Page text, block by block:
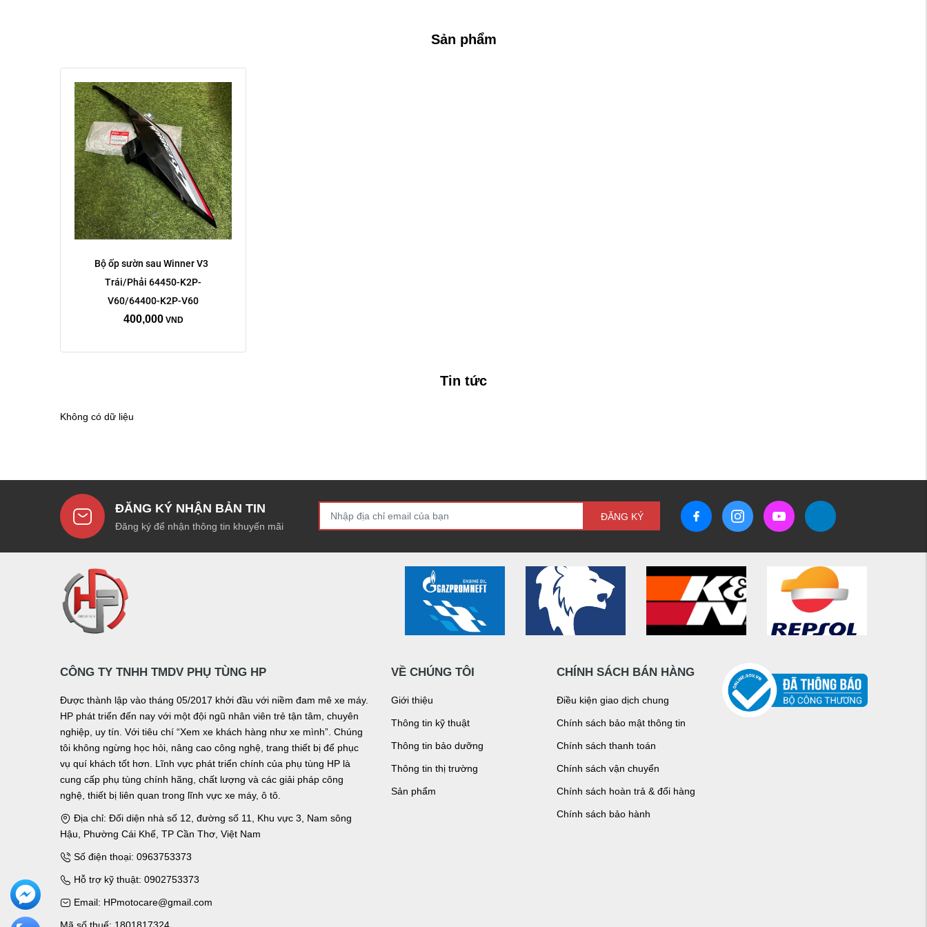
Sản phẩm
Bộ ốp sườn sau Winner V3
Trái/Phải 64450-K2P-
V60/64400-K2P-V60
400,000 VND
Tin tức
Không có dữ liệu
ĐĂNG KÝ NHẬN BẢN TIN
Đăng ký để nhận thông tin khuyến mãi
ĐĂNG KÝ
CÔNG TY TNHH TMDV PHỤ TÙNG HP
Được thành lập vào tháng 05/2017 khởi đầu với niềm đam mê xe máy.
HP phát triển đến nay với một đội ngũ nhân viên trẻ tận tâm, chuyên
nghiệp, uy tín. Với tiêu chí “Xem xe khách hàng như xe mình”. Chúng
tôi không ngừng học hỏi, nâng cao công nghệ, trang thiết bị để phục
vụ quí khách tốt hơn. Lĩnh vực phát triển chính của phụ tùng HP là
cung cấp phụ tùng chính hãng, chất lượng và các giải pháp công
nghệ, thiết bị liên quan trong lĩnh vực xe máy, ô tô.
Địa chỉ: Đối diện nhà số 12, đường số 11, Khu vực 3, Nam sông
Hậu, Phường Cái Khế, TP Cần Thơ, Việt Nam
Số điện thoại: 0963753373
Hỗ trợ kỹ thuật: 0902753373
Email: HPmotocare@gmail.com
Mã số thuế: 1801817324
VỀ CHÚNG TÔI
Giới thiệu
Thông tin kỹ thuật
Thông tin bảo dưỡng
Thông tin thị trường
Sản phẩm
CHÍNH SÁCH BÁN HÀNG
Điều kiện giao dịch chung
Chính sách bảo mật thông tin
Chính sách thanh toán
Chính sách vận chuyển
Chính sách hoàn trả & đổi hàng
Chính sách bảo hành